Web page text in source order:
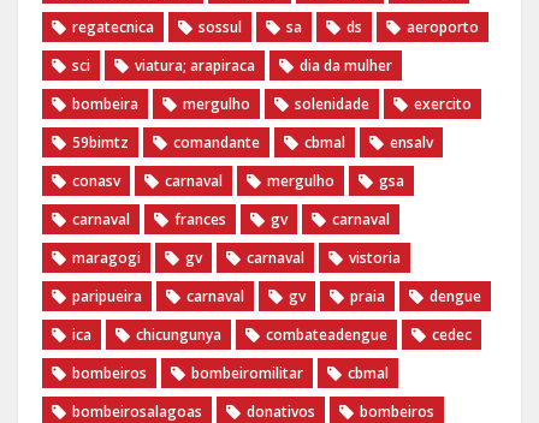
regatecnica
sossul sa ds
aeroporto
sci
viatura; arapiraca
dia da mulher
bombeira
mergulho solenidade
exercito
59bimtz
comandante cbmal
ensalv
conasv
carnaval mergulho
gsa
carnaval
frances gv
carnaval
maragogi
gv carnaval
vistoria
paripueira
carnaval gv praia
dengue
ica
chicungunya combateadengue
cedec
bombeiros
bombeiromilitar
cbmal
bombeirosalagoas
donativos
bombeiros